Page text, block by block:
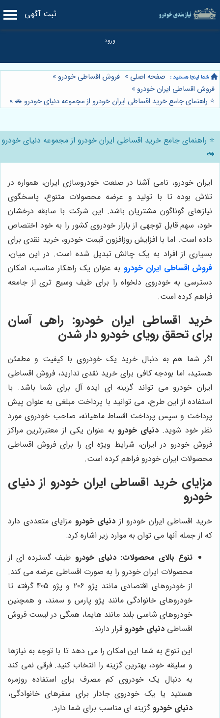
ثبت آگهی
صفحه اصلی » فروش اقساطی خودرو »
فروش اقساطی ایران خودرو »
⭐️ راهنمای جامع خرید اقساطی ایران خودرو از مجموعه دنیای خودرو 🚗»
⭐️ راهنمای جامع خرید اقساطی ایران خودرو از مجموعه دنیای خودرو
🚗
ایران خودرو، نامی آشنا در صنعت خودروسازی ایران، همواره در
تلاش بوده تا با تولید و عرضه محصولات متنوع، پاسخگوی
نیازهای گوناگون مشتریان باشد. این شرکت با سابقه درخشان
خود، سهم قابل توجهی از بازار خودروی کشور را به خود اختصاص
داده است. اما با افزایش روزافزون قیمت خودرو، خرید نقدی برای
بسیاری از افراد به یک چالش تبدیل شده است. در این میان،
فروش اقساطی ایران خودرو به عنوان یک راهکار مناسب، امکان
دسترسی به خودروی دلخواه را برای طیف وسیع تری از جامعه
فراهم کرده است.
خرید اقساطی ایران خودرو: راهی آسان
برای تحقق رویای خودرو دار شدن
اگر شما هم به دنبال خرید یک خودروی با کیفیت و مطمئن
هستید، اما بودجه کافی برای خرید نقدی ندارید، فروش اقساطی
ایران خودرو می تواند گزینه ای ایده آل برای شما باشد. با
استفاده از این طرح، می توانید با پرداخت مبلغی به عنوان پیش
پرداخت و سپس پرداخت اقساط ماهیانه، صاحب خودروی مورد
نظر خود شوید. دنیای خودرو به عنوان یکی از معتبرترین مراکز
فروش خودرو در ایران، شرایط ویژه ای را برای فروش اقساطی
محصولات ایران خودرو فراهم کرده است.
مزایای خرید اقساطی ایران خودرو از دنیای
خودرو
خرید اقساطی ایران خودرو از دنیای خودرو مزایای متعددی دارد
که از جمله آنها می توان به موارد زیر اشاره کرد:
تنوع بالای محصولات: دنیای خودرو طیف گسترده ای از
محصولات ایران خودرو را به صورت اقساطی عرضه می کند.
از خودروهای اقتصادی مانند پژو 206 و پژو 405 گرفته تا
خودروهای خانوادگی مانند پژو پارس و سمند، و همچنین
خودروهای شاسی بلند مانند هایما، همگی در لیست فروش
اقساطی دنیای خودرو قرار دارند.
این تنوع به شما این امکان را می دهد تا با توجه به نیازها
و سلیقه خود، بهترین گزینه را انتخاب کنید. فرقی نمی کند
به دنبال یک خودروی کم مصرف برای استفاده روزمره
هستید یا یک خودروی جادار برای سفرهای خانوادگی،
دنیای خودرو گزینه ای مناسب برای شما دارد.